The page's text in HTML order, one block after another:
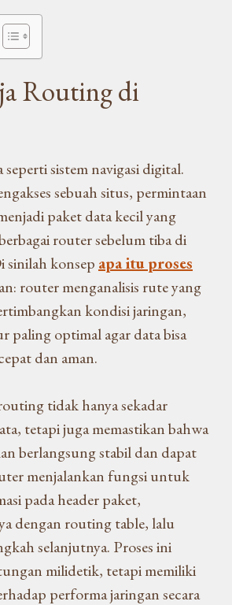
Routing di
sistem navigasi digital.
sebuah situs, permintaan
paket data kecil yang
router sebelum tiba di
sinilah konsep apa itu proses
router menganalisis rute yang
kondisi jaringan,
paling optimal agar data bisa
dan aman.
tidak hanya sekadar
tetapi juga memastikan bahwa
berlangsung stabil dan dapat
menjalankan fungsi untuk
pada header paket,
dengan routing table, lalu
selanjutnya. Proses ini
milidetik, tetapi memiliki
performa jaringan secara